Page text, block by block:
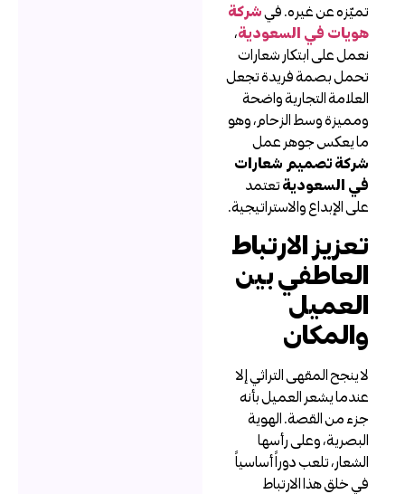
تميّزه عن غيره. فيشركة
هويات في السعودية،
نعمل على ابتكار شعارات
تحمل بصمة فريدة تجعل
العلامة التجارية واضحة
ومميزة وسط الزحام، وهو
ما يعكس جوهر عمل
شركة تصميم شعارات
في السعوديةتعتمد
على الإبداع والاستراتيجية.
تعزيز الارتباط
العاطفي بين
العميل
والمكان
لا ينجح المقهى التراثي إلا
عندما يشعر العميل بأنه
جزء من القصة. الهوية
البصرية، وعلى رأسها
الشعار، تلعب دوراً أساسياً
في خلق هذا الارتباط